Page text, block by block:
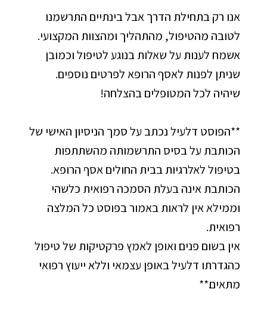
אנו רק בתחילת הדרך אבל בינתיים התרשמנו
לטובה מהטיפול, מהתהליך ומהצוות המקצועי.
אשמח לענות על שאלות בנוגע לטיפול וכמובן
שניתן לפנות לאסף הרופא לפרטים נוספים.
שיהיה לכל המטופלים בהצלחה!
**הפוסט דלעיל נכתב על סמך הניסיון האישי של
הכותבת על בסיס התרשמותה מהשתתפות
בטיפול לאלרגיות בבית החולים אסף הרופא.
הכותבת אינה בעלת הסמכה רפואית כלשהי
וממילא אין לראות באמור בפוסט כל המלצה
רפואית.
אין בשום פנים ואופן לאמץ פרקטיקות של טיפול
כהגדרתו דלעיל באופן עצמאי וללא ייעוץ רפואי
מתאים.**